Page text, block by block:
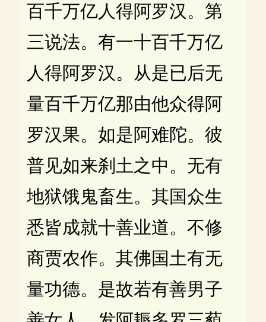
百千万亿人得阿罗汉。第
三说法。有一十百千万亿
人得阿罗汉。从是已后无
量百千万亿那由他众得阿
罗汉果。如是阿难陀。彼
普见如来刹土之中。无有
地狱饿鬼畜生。其国众生
悉皆成就十善业道。不修
商贾农作。其佛国土有无
量功德。是故若有善男子